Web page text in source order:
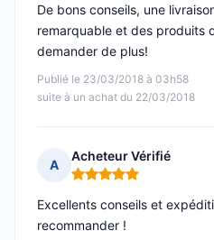
Publié le 23/03/2018 à 03h58
suite à un achat du 22/03/2018
De bons conseils, une
remarquable et des produits
demander de plus!
A
Acheteur Vérifié
Note : 5 sur 5
Excellents conseils et
recommander !